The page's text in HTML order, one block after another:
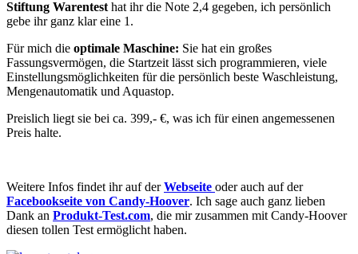
Stiftung Warentest hat ihr die Note 2,4 gegeben, ich persönlich
gebe ihr ganz klar eine 1.
Für mich die optimale Maschine: Sie hat ein großes
Fassungsvermögen, die Startzeit lässt sich programmieren, viele
Einstellungsmöglichkeiten für die persönlich beste Waschleistung,
Mengenautomatik und Aquastop.
Preislich liegt sie bei ca. 399,- €, was ich für einen angemessenen
Preis halte.
Weitere Infos findet ihr auf derWebseite oder auch auf der
Facebookseite von Candy-Hoover. Ich sage auch ganz lieben
Dank an Produkt-Test.com, die mir zusammen mit Candy-Hoover
diesen tollen Test ermöglicht haben.